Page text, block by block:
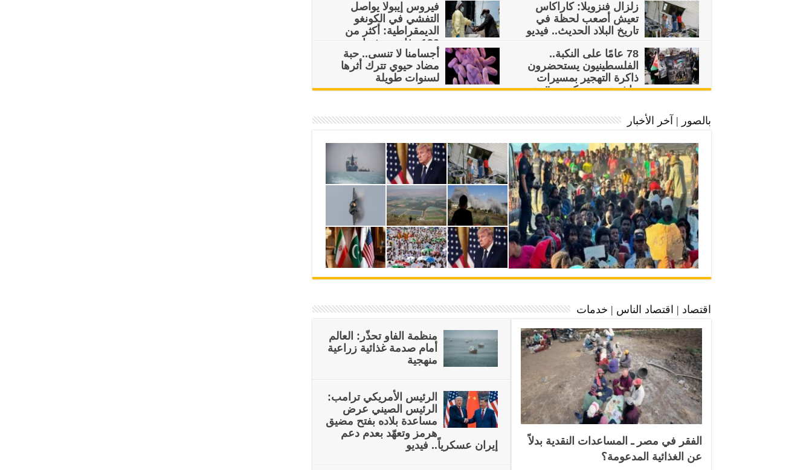
زلزال فنزويلا: كاراكاس
تعيش أصعب لحظة في
تاريخ البلاد الحديث.. فيديو
فيروس إيبولا يواصل
التفشي في الكونغو
الديمقراطية: أكثر من
130 وفاة وتحذيرات من
الصحة العالمية
78 عامًا على النكبة..
الفلسطينيون يستحضرون
ذاكرة التهجير بمسيرات
حاشدة ويتمسكون بـ”حق
أجسامنا لا تنسى.. حبة
مضاد حيوي تترك أثرها
لسنوات طويلة
بالصور | آخر الأخبار
اقتصاد | اقتصاد الناس | خدمات
الفقر في مصر ـ المساعدات النقدية بدلاً
عن الغذائية المدعومة؟
منظمة الفاو تحذّر: العالم
أمام صدمة غذائية زراعية
منهجية
الرئيس الأمريكي ترامب:
الرئيس الصيني عرض
مساعدة بلاده بفتح مضيق
هرمز وتعهّد بعدم دعم
إيران عسكرياً.. فيديو